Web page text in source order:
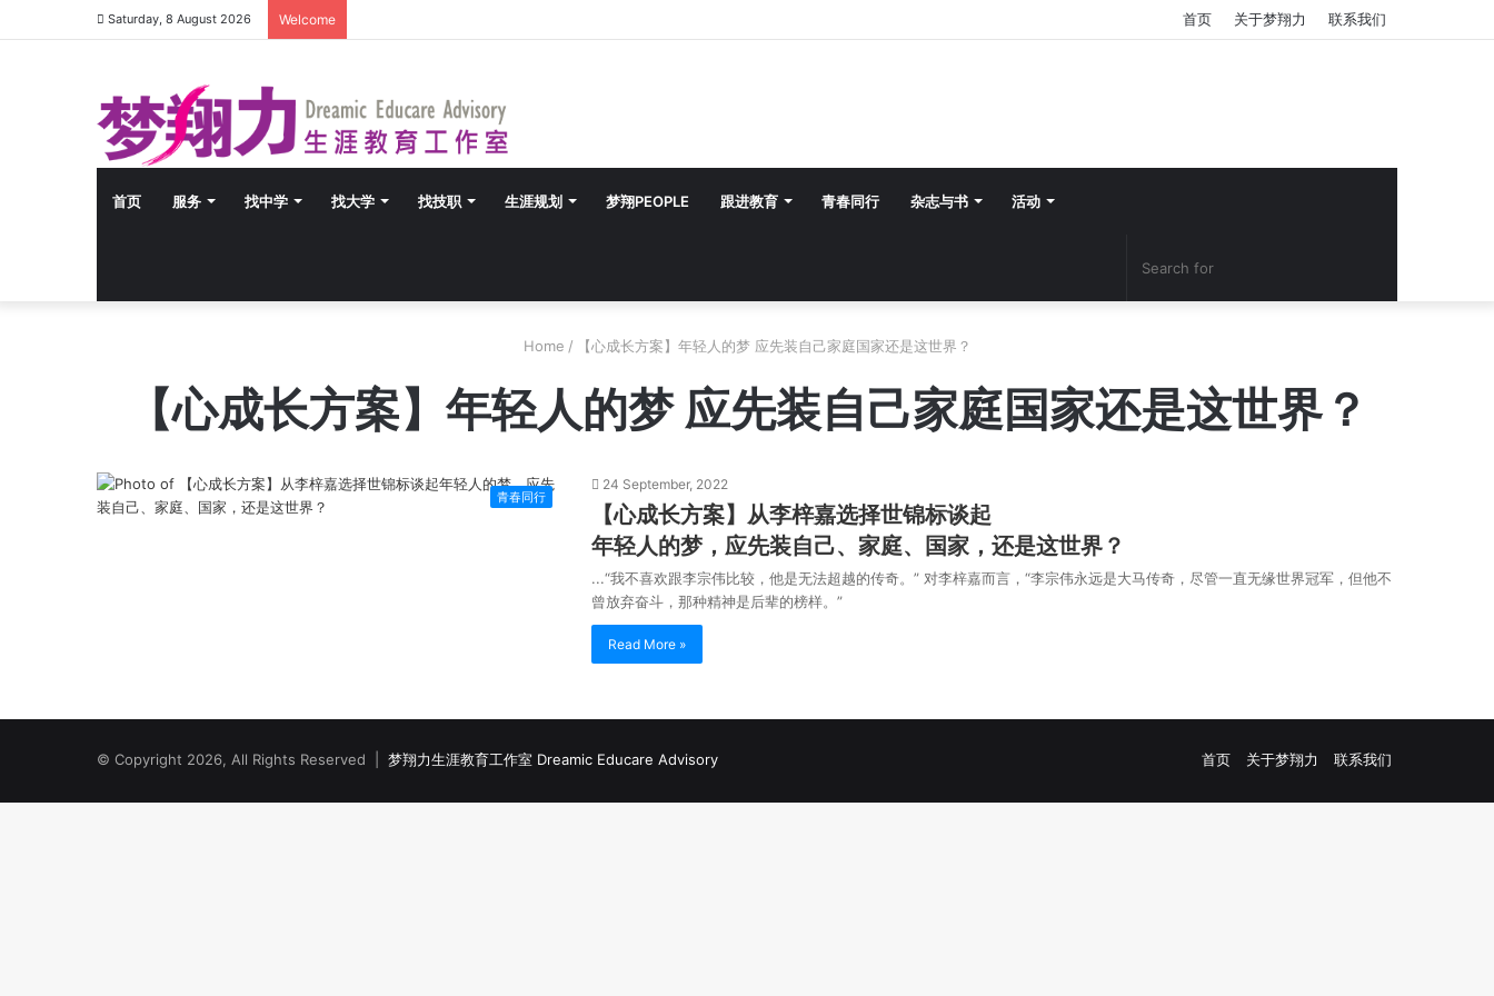
Saturday, 8 August 2026 Welcome 首页 关于梦翔力 联系我们
首页 服务 找中学 找大学 找技职 生涯规划 梦翔PEOPLE 跟进教育 青春同行 杂志与书 活动
YouTube
Facebook
Home / 【心成长方案】年轻人的梦 应先装自己家庭国家还是这世界？
【心成长方案】年轻人的梦 应先装自己家庭国家还是这世界？
青春同行
24 September, 2022
【心成长方案】从李梓嘉选择世锦标谈起
年轻人的梦，应先装自己、家庭、国家，还是这世界？
...“我不喜欢跟李宗伟比较，他是无法超越的传奇。” 对李梓嘉而言，“李宗伟永远是大马传奇，尽管一直无缘世界冠军，但他不
曾放弃奋斗，那种精神是后辈的榜样。”
Read More »
© Copyright 2026, All Rights Reserved | 梦翔力生涯教育工作室 Dreamic Educare Advisory 首页 关于梦翔力 联系我们
Facebook
YouTube